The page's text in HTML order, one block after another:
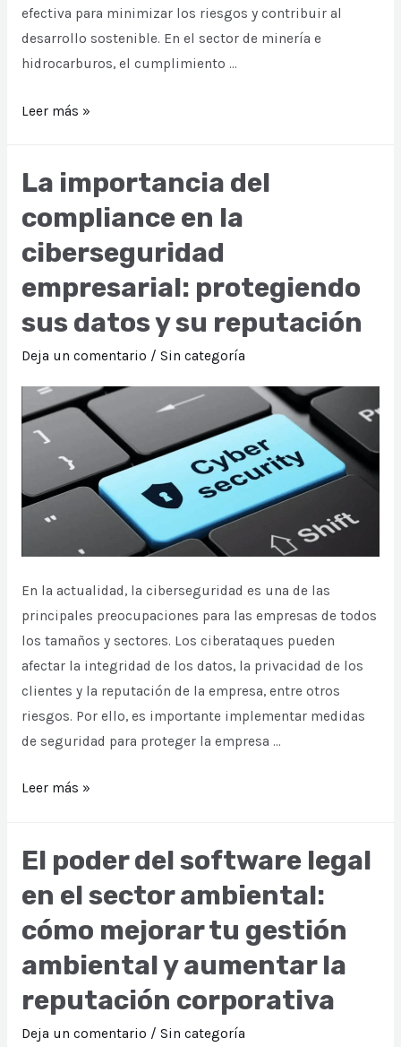
efectiva para minimizar los riesgos y contribuir al
desarrollo sostenible. En el sector de minería e
hidrocarburos, el cumplimiento …
Cumplimiento
Minería
e
Hidrocarburos:
Camino
a
Gestión
Responsable
Leer más »
La importancia del
compliance en la
ciberseguridad
empresarial: protegiendo
sus datos y su reputación
Deja un comentario / Sin categoría
En la actualidad, la ciberseguridad es una de las
principales preocupaciones para las empresas de todos
los tamaños y sectores. Los ciberataques pueden
afectar la integridad de los datos, la privacidad de los
clientes y la reputación de la empresa, entre otros
riesgos. Por ello, es importante implementar medidas
de seguridad para proteger la empresa …
La
compliance
en
ciberseguridad
empresarial:
protegiendo
sus
datos
Leer más »
El poder del software legal
en el sector ambiental:
cómo mejorar tu gestión
ambiental y aumentar la
reputación corporativa
Deja un comentario / Sin categoría